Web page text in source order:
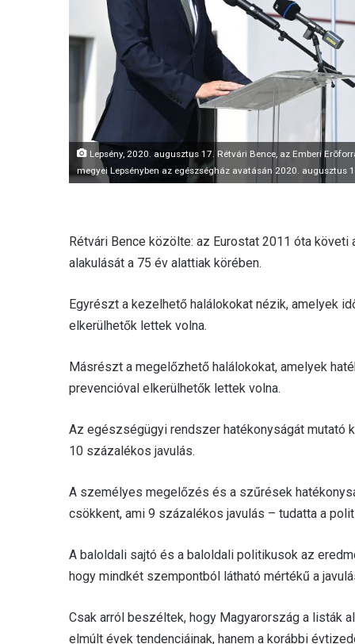
Lepsény, 2020. augusztus 17. Rétvári Bence, az Emberi
megyei Lepsényben az egészségház avatásán 2020. augusztus
Rétvári Bence közölte: az Eurostat 2011 óta
alakulását a 75 év alattiak körében.
Egyrészt a kezelhető halálokokat nézik, amelyek
elkerülhetők lettek volna.
Másrészt a megelőzhető halálokokat, amelyek
prevencióval elkerülhetők lettek volna.
Az egészségügyi rendszer hatékonyságát mutató
10 százalékos javulás.
A személyes megelőzés és a szűrések
csökkent, ami 9 százalékos javulás – tudatta a
A baloldali sajtó és a baloldali politikusok az
hogy mindkét szempontból látható mértékű a
Csak arról beszéltek, hogy Magyarország a listák
elmúlt évek tendenciáinak, hanem a korábbi